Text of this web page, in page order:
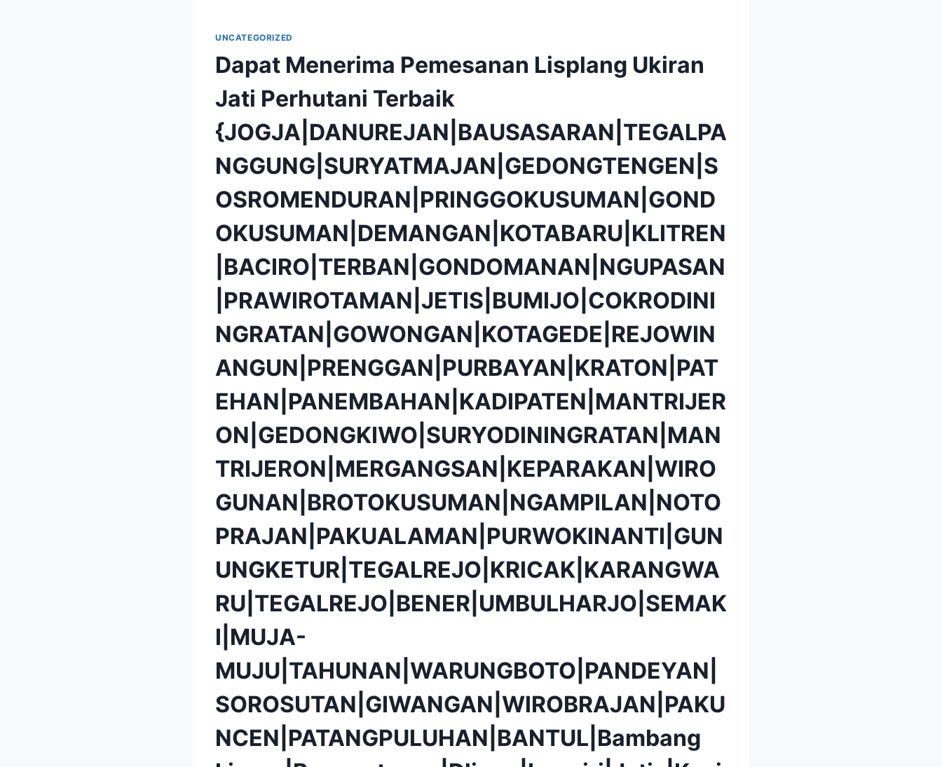
UNCATEGORIZED
Dapat Menerima Pemesanan Lisplang Ukiran
Jati Perhutani Terbaik
{JOGJA|DANUREJAN|BAUSASARAN|TEGALPA
NGGUNG|SURYATMAJAN|GEDONGTENGEN|S
OSROMENDURAN|PRINGGOKUSUMAN|GOND
OKUSUMAN|DEMANGAN|KOTABARU|KLITREN
|BACIRO|TERBAN|GONDOMANAN|NGUPASAN
|PRAWIROTAMAN|JETIS|BUMIJO|COKRODINI
NGRATAN|GOWONGAN|KOTAGEDE|REJOWIN
ANGUN|PRENGGAN|PURBAYAN|KRATON|PAT
EHAN|PANEMBAHAN|KADIPATEN|MANTRIJER
ON|GEDONGKIWO|SURYODININGRATAN|MAN
TRIJERON|MERGANGSAN|KEPARAKAN|WIRO
GUNAN|BROTOKUSUMAN|NGAMPILAN|NOTO
PRAJAN|PAKUALAMAN|PURWOKINANTI|GUN
UNGKETUR|TEGALREJO|KRICAK|KARANGWA
RU|TEGALREJO|BENER|UMBULHARJO|SEMAK
I|MUJA-
MUJU|TAHUNAN|WARUNGBOTO|PANDEYAN|
SOROSUTAN|GIWANGAN|WIROBRAJAN|PAKU
NCEN|PATANGPULUHAN|BANTUL|Bambang